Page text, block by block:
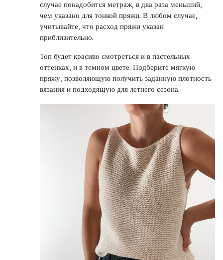
случае понадобится метраж, в два раза меньший,
чем указано для тонкой пряжи. В любом случае,
учитывайте, что расход пряжи указан
приблизительно.
Топ будет красиво смотреться и в пастельных
оттенках, и в темном цвете. Подберите мягкую
пряжу, позволяющую получить заданную плотность
вязания и подходящую для летнего сезона.